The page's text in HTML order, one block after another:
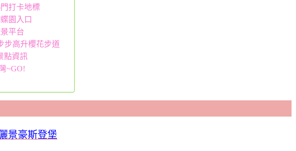
打卡地標
園入口
平台
步高升櫻花步道
點資訊
~GO!
景豪斯登堡